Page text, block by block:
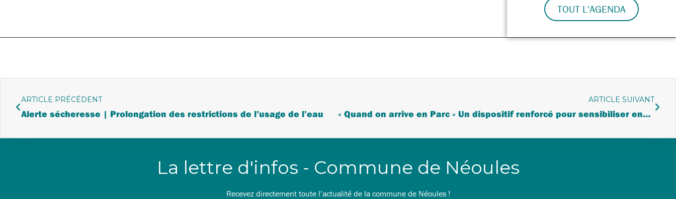
TOUT L'AGENDA
ARTICLE PRÉCÉDENT
Alerte sécheresse | Prolongation des restrictions de l’usage de l’eau
ARTICLE SUIVANT
« Quand on arrive en Parc » Un dispositif renforcé pour sensibiliser encore plus
La lettre d'infos - Commune de Néoules
Recevez directement toute l’actualité de la commune de Néoules !